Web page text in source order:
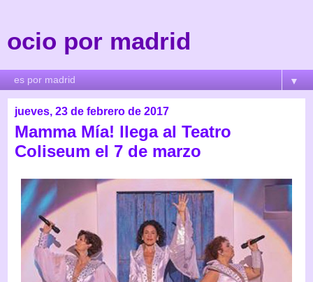
ocio por madrid
▼
jueves, 23 de febrero de 2017
Mamma Mía! llega al Teatro
Coliseum el 7 de marzo